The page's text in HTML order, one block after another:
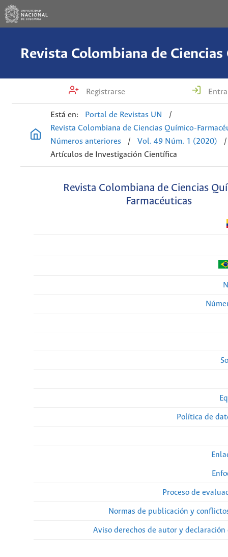
Registrarse
Está en: Portal de Revistas UN
/
Revista Colombiana de Ciencias Químico-
Números anteriores
/ Vol. 49 Núm. 1 (2020)
/
Artículos de Investigación Científica
Revista Colombiana de Ciencias
Farmacéuticas
Política de
Proceso de
Normas de publicación y
Aviso derechos de autor y